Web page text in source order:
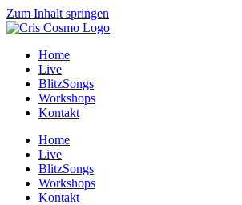
Zum Inhalt springen
Home
Live
BlitzSongs
Workshops
Kontakt
Home
Live
BlitzSongs
Workshops
Kontakt